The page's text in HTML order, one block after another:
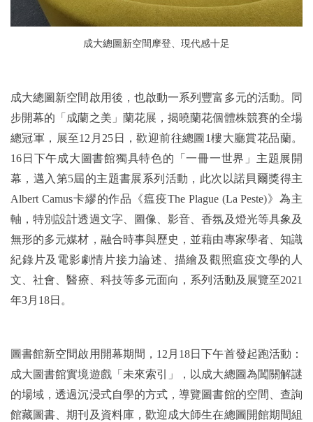
成大總圖新空間摩登、現代感十足
成大總圖新空間啟用後，也啟動一系列豐富多元的活動。同
步開幕的「成蘭之美」蘭花展，揭曉蘭花個體株競賽的全場
總冠軍，展至12月25日，歡迎前往總圖1樓大廳賞花品蘭。
16日下午成大圖書館獨具特色的「一冊一世界」主題展開
幕，邁入第5屆的主題書展系列活動，此次以諾貝爾獎得主
Albert Camus卡繆的作品《瘟疫The Plague (La Peste)》為主
軸，特別設計透過文字、圖像、影音、香氛及燈光等具象及
無形的多元媒材，融合時事與歷史，並藉由專家學者、知識
紀錄片及電影劇情片接力論述、描繪及觀照瘟疫文學的人
文、社會、醫療、科技等多元面向，系列活動及展覽至2021
年3月18日。
圖書館新空間啟用開幕期間，12月18日下午首發起跑活動：
成大圖書館實境遊戲「未來索引」，以成大總圖為闖關解謎
的場域，透過沉浸式自學的方式，導覽圖書館的空間、查詢
館藏圖書、期刊及資料庫，歡迎成大師生在總圖開館期間組